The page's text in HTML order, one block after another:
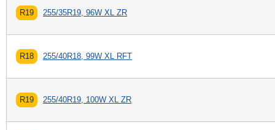
R19 255/35R19, 96W XL ZR
R18 255/40R18, 99W XL RFT
R19 255/40R19, 100W XL ZR